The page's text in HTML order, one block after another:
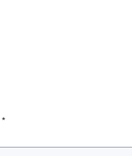
*